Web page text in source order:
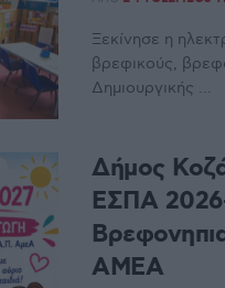
Ξεκίνησε η
βρεφικούς,
Δημιουργικής ...
Δήμος
ΕΣΠΑ
ΑΜΕΑ